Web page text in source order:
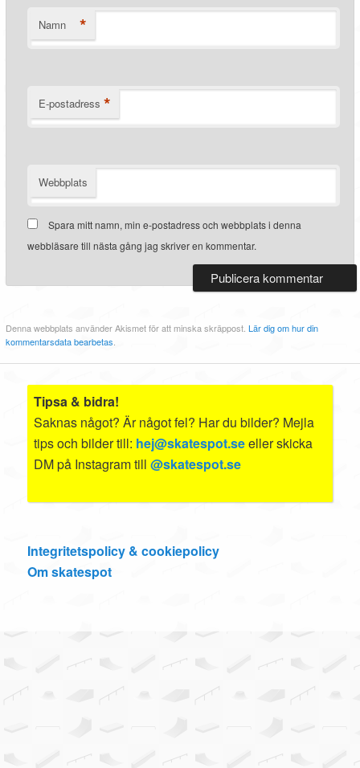
Namn *
E-postadress *
Webbplats
Spara mitt namn, min e-postadress och webbplats i denna
webbläsare till nästa gång jag skriver en kommentar.
Denna webbplats använder Akismet för att minska skräppost.Lär dig om hur din
kommentarsdata bearbetas
Tipsa & bidra!
Saknas något? Är något fel? Har du bilder? Mejla
tips och bilder till: hej@skatespot.seeller skicka
DM på Instagram till@skatespot.se
Integritetspolicy & cookiepolicy
Om skatespot